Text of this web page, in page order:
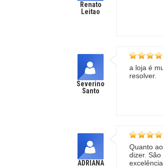
Renato
Leitao
Severino
Santo
a loja é
resolver.
ADRIANA
Quanto
dizer.